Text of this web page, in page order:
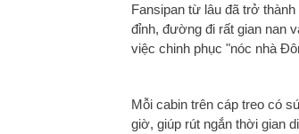
Fansipan từ lâu đã trở
đỉnh, đường đi rất gian nan
việc chinh phục "nóc nhà
Mỗi cabin trên cáp treo có
giờ, giúp rút ngắn thời gian